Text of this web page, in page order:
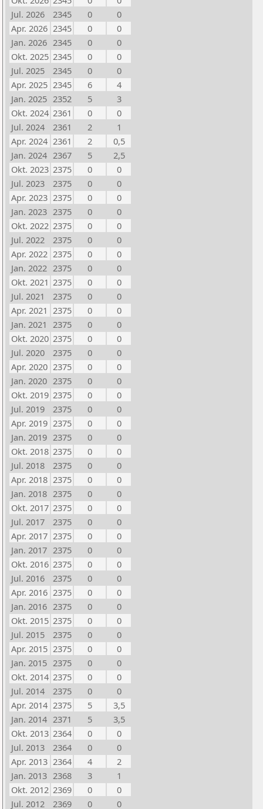
Jul. 2026
2345 0
0
Apr. 2026 2345 0
0
Jan. 2026 2345 0
0
Okt. 2025 2345 0
0
Jul. 2025
2345 0
0
Apr. 2025 2345 6
4
Jan. 2025 2352 5
3
Okt. 2024 2361 0
0
Jul. 2024
2361 2
1
Apr. 2024 2361 2
0,5
Jan. 2024 2367 5
2,5
Okt. 2023 2375 0
0
Jul. 2023
2375 0
0
Apr. 2023 2375 0
0
Jan. 2023 2375 0
0
Okt. 2022 2375 0
0
Jul. 2022
2375 0
0
Apr. 2022 2375 0
0
Jan. 2022 2375 0
0
Okt. 2021 2375 0
0
Jul. 2021
2375 0
0
Apr. 2021 2375 0
0
Jan. 2021 2375 0
0
Okt. 2020 2375 0
0
Jul. 2020
2375 0
0
Apr. 2020 2375 0
0
Jan. 2020 2375 0
0
Okt. 2019 2375 0
0
Jul. 2019
2375 0
0
Apr. 2019 2375 0
0
Jan. 2019 2375 0
0
Okt. 2018 2375 0
0
Jul. 2018
2375 0
0
Apr. 2018 2375 0
0
Jan. 2018 2375 0
0
Okt. 2017 2375 0
0
Jul. 2017
2375 0
0
Apr. 2017 2375 0
0
Jan. 2017 2375 0
0
Okt. 2016 2375 0
0
Jul. 2016
2375 0
0
Apr. 2016 2375 0
0
Jan. 2016 2375 0
0
Okt. 2015 2375 0
0
Jul. 2015
2375 0
0
Apr. 2015 2375 0
0
Jan. 2015 2375 0
0
Okt. 2014 2375 0
0
Jul. 2014
2375 0
0
Apr. 2014 2375 5
3,5
Jan. 2014 2371 5
3,5
Okt. 2013 2364 0
0
Jul. 2013
2364 0
0
Apr. 2013 2364 4
2
Jan. 2013 2368 3
1
Okt. 2012 2369 0
0
Jul. 2012
2369 0
0